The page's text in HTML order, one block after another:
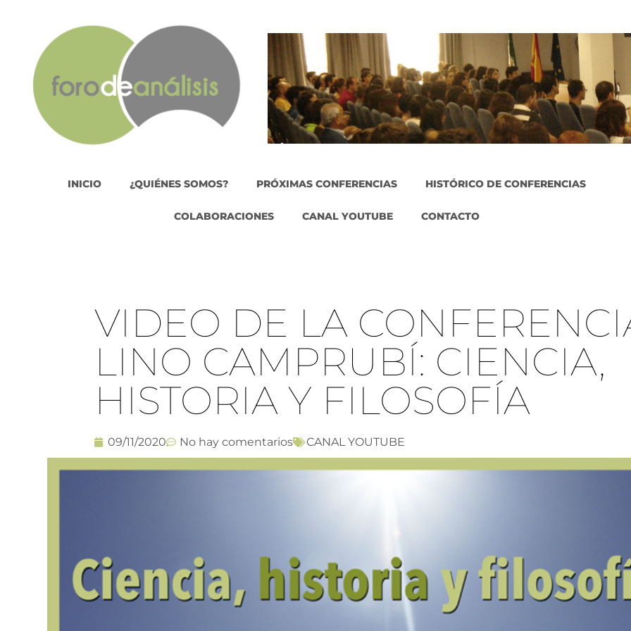
INICIO ¿QUIÉNES SOMOS? PRÓXIMAS CONFERENCIAS HISTÓRICO DE CONFERENCIAS
COLABORACIONES CANAL YOUTUBE CONTACTO
VIDEO DE LA
LINO CAMPRUBÍ: CIENCIA,
HISTORIA Y FILOSOFÍA
09/11/2020 No hay comentarios CANAL YOUTUBE